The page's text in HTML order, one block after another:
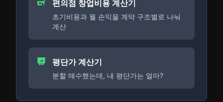
편의점 창업비용 계산기
초기비용과 월 손익을 계약 구조별로 나눠
계산
평단가 계산기
분할 매수했는데, 내 평단가는 얼마?